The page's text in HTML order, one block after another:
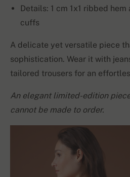
Details: 1 cm 1x1 ribbed hem
cuffs
A delicate yet versatile piece
sophistication. Wear it with
tailored trousers for an
An elegant limited-edition
cannot be made to order.